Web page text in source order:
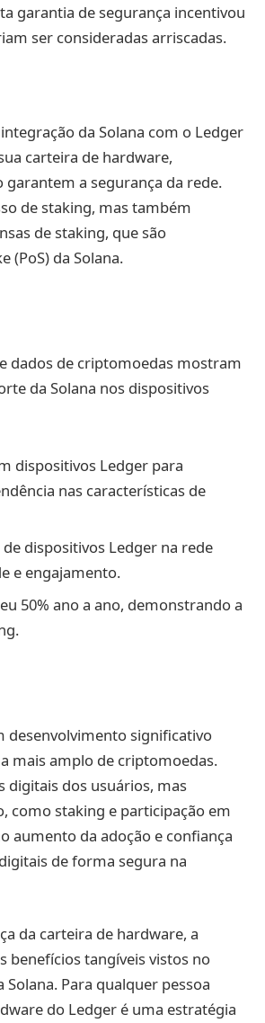
garantia de segurança incentivou
ser consideradas arriscadas.
da Solana com o Ledger
carteira de hardware,
a segurança da rede.
de staking, mas também
de staking, que são
(PoS) da Solana.
dados de criptomoedas mostram
da Solana nos dispositivos
dispositivos Ledger para
nas características de
dispositivos Ledger na rede
e engajamento.
50% ano a ano, demonstrando a
desenvolvimento significativo
mais amplo de criptomoedas.
digitais dos usuários, mas
como staking e participação em
aumento da adoção e confiança
de forma segura na
da carteira de hardware, a
benefícios tangíveis vistos no
Para qualquer pessoa
do Ledger é uma estratégia